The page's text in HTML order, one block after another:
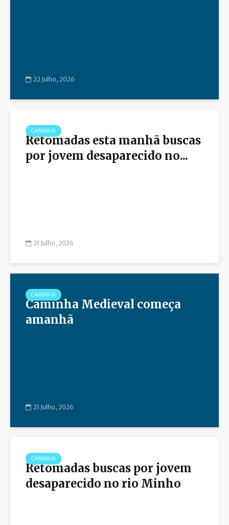
22 Julho, 2026
CAMINHA
Retomadas esta manhã buscas
por jovem desaparecido no...
21 Julho, 2026
CAMINHA
Caminha Medieval começa
amanhã
21 Julho, 2026
CAMINHA
Retomadas buscas por jovem
desaparecido no rio Minho